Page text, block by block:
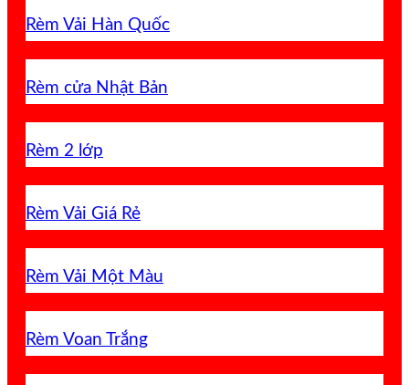
Rèm Vải Hàn Quốc
Rèm cửa Nhật Bản
Rèm 2 lớp
Rèm Vải Giá Rẻ
Rèm Vải Một Màu
Rèm Voan Trắng